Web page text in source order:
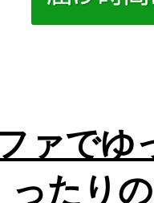
ァでゆ
ったり